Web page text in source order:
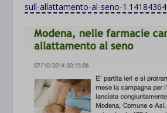
sull-allattamento-al-seno-1.14184364